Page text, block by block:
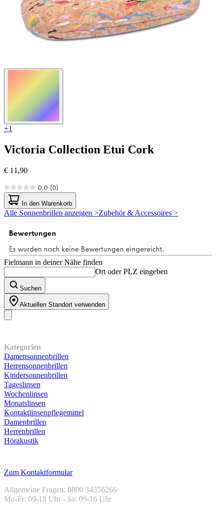
+1
Victoria Collection Etui Cork
€ 11,90
0.0 (0)
0.0
von
5
Sternen.
In den Warenkorb
Alle Sonnenbrillen anzeigen >Zubehör & Accessoires >
Fielmann in deiner Nähe finden
Ort oder PLZ eingeben
Suchen
Aktuellen Standort verwenden
Kategorien
Damensonnenbrillen
Herrensonnenbrillen
Kindersonnenbrillen
Tageslinsen
Wochenlinsen
Monatslinsen
Kontaktlinsenpflegemittel
Damenbrillen
Herrenbrillen
Hörakustik
Zum Kontaktformular
Allgemeine Fragen: 0800 34356266
Mo-Fr: 09-18 Uhr - Sa: 09-16 Uhr